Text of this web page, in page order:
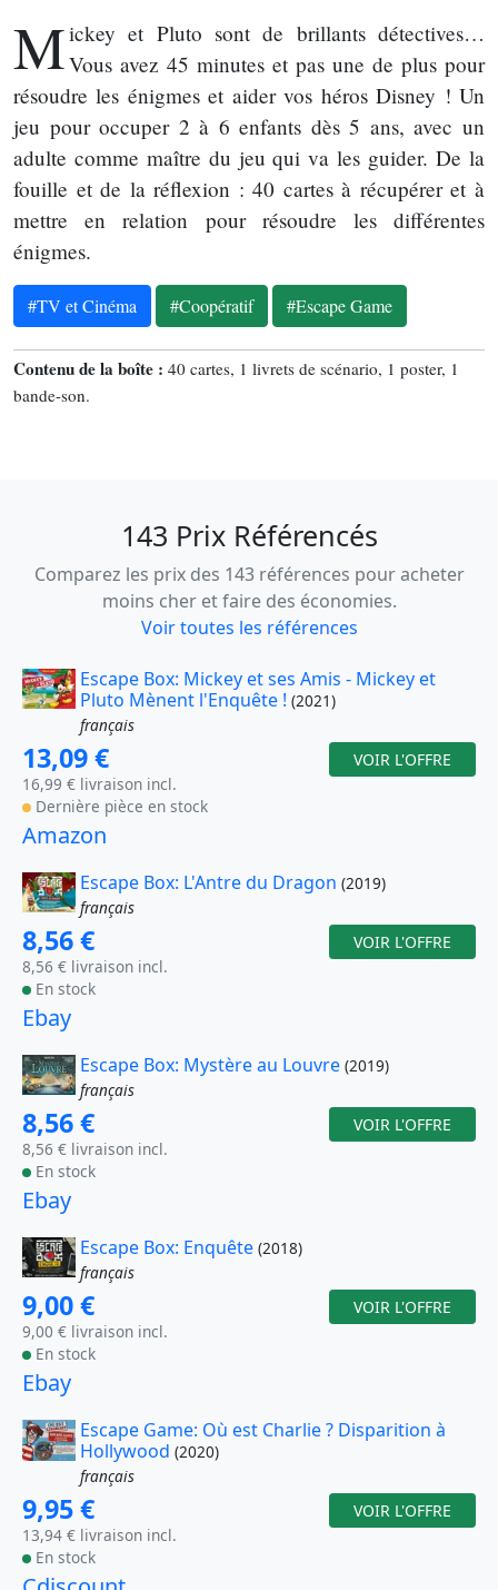
Mickey et Pluto sont de brillants détectives…
Vous avez 45 minutes et pas une de plus pour
résoudre les énigmes et aider vos héros Disney ! Un
jeu pour occuper 2 à 6 enfants dès 5 ans, avec un
adulte comme maître du jeu qui va les guider. De la
fouille et de la réflexion : 40 cartes à récupérer et à
mettre en relation pour résoudre les différentes
énigmes.
#TV et Cinéma #Coopératif #Escape Game
Contenu de la boîte : 40 cartes, 1 livrets de scénario, 1 poster, 1
bande-son.
143 Prix Référencés
Comparez les prix des 143 références pour acheter
moins cher et faire des économies.
Voir toutes les références
Escape Box: Mickey et ses Amis - Mickey et
Pluto Mènent l'Enquête ! (2021)
français
13,09 €
16,99 € livraison incl.
Dernière pièce en stock
VOIR L'OFFRE
Amazon
Escape Box: L'Antre du Dragon (2019)
français
8,56 €
8,56 € livraison incl.
En stock
VOIR L'OFFRE
Ebay
Escape Box: Mystère au Louvre (2019)
français
8,56 €
8,56 € livraison incl.
En stock
VOIR L'OFFRE
Ebay
Escape Box: Enquête (2018)
français
9,00 €
9,00 € livraison incl.
En stock
VOIR L'OFFRE
Ebay
Escape Game: Où est Charlie ? Disparition à
Hollywood (2020)
français
9,95 €
13,94 € livraison incl.
En stock
VOIR L'OFFRE